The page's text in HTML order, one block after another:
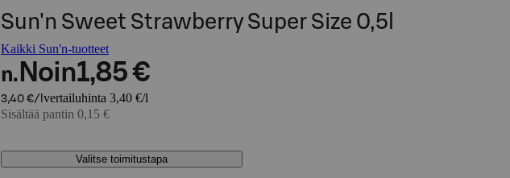
Sun'n Sweet Strawberry Super Size 0,5l
Kaikki Sun'n-tuotteet
n. Noin1,85 €
3,40 €/l vertailuhinta 3,40 €/l
Sisältää pantin 0,15 €
Valitse toimitustapa